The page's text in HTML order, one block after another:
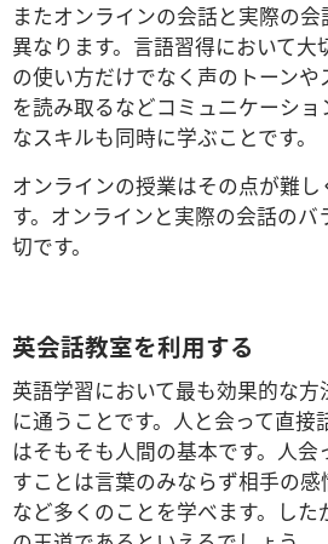
またオンラインの会話と実際の
異なります。言語習得において大
の使い方だけでなく声のトーン
を読み取るなどコミュニケーシ
なスキルも同時に学ぶことです。
オンラインの授業はその点が難
す。オンラインと実際の会話の
切です。
英会話教室を利用する
英語学習において最も効果的な
に通うことです。人と会って直
はそもそも人間の基本です。人
すことは言葉のみならず相手の
など多くのことを学べます。した